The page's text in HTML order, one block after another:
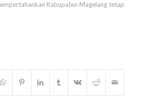
Kabupaten Magelang tetap